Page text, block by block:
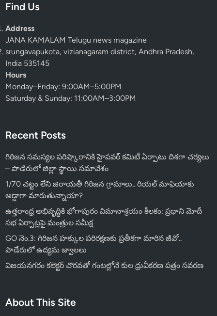
Find Us
Address
JANA KAMALAM Telugu news magazine
srungavapukota, vizianagaram district, Andhra Pradesh,
India 535145
Hours
Monday–Friday: 9:00AM–5:00PM
Saturday & Sunday: 11:00AM–3:00PM
Recent Posts
గిరిజన సమస్యల పరిష్కారానికి హైపవర్ కమిటీ ఏర్పాటు దిశగా చర్యలు
– పాడేరులో జిల్లా స్థాయి సమావేశం
1/70 చట్టం లేని జిరాయతీ గిరిజన గ్రామాలు.. రియల్ మాఫియాకు
అడ్డాగా మారుతున్నాయా?
ఉత్తరాంధ్ర అభివృద్ధికి భోగాపురం విమానాశ్రయం కీలకం: ప్రధాని మోదీ
సభ ఏర్పాట్లపై మంత్రుల సమీక్ష
GO నెం.3: గిరిజన హక్కుల పరిరక్షణకు ప్రతీకగా మారిన జీవో..
పాడేరులో ఉద్యమ జ్వాలలు
విజయనగరం కలెక్టర్ చొరవతో గంటల్లోనే కుల ధ్రువీకరణ పత్రం సవరణ
About This Site